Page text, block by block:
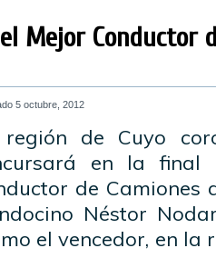
Mejor Conductor
5 octubre, 2012
región de Cuyo
en la final
de Camiones
Néstor
el vencedor, en la